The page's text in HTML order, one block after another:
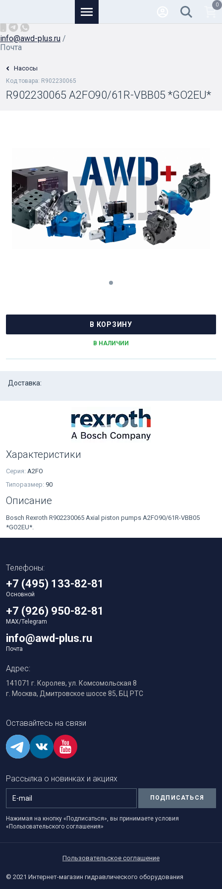
info@awd-plus.ru /
Почта
0
Насосы
Код товара: R902230065
R902230065 A2FO90/61R-VBB05 *GO2EU*
В КОРЗИНУ
В НАЛИЧИИ
Доставка:
Характеристики
Серия: A2FO
Типоразмер: 90
Описание
Bosch Rexroth R902230065 Axial piston pumps A2FO90/61R-VBB05
*GO2EU*.
Телефоны:
+7 (495) 133-82-81
Основной
+7 (926) 950-82-81
MAX/Telegram
info@awd-plus.ru
Почта
Адрес:
141071 г. Королев, ул. Комсомольская 8
г. Москва, Дмитровское шоссе 85, БЦ РТС
Оставайтесь на связи
Рассылка о новинках и акциях
ПОДПИСАТЬСЯ
Нажимая на кнопку «Подписаться», вы принимаете условия
«Пользовательского соглашения»
Пользовательское соглашение
© 2021 Интернет-магазин гидравлического оборудования